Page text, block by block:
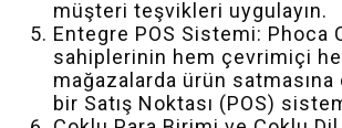
müşteri teşvikleri uygulayın.
Entegre POS Sistemi: Phoca
sahiplerinin hem çevrimiçi
mağazalarda ürün satmasına
bir Satış Noktası (POS)